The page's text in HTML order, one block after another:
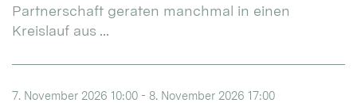
Partnerschaft geraten manchmal in einen
Kreislauf aus ...
7. November 2026 10:00 - 8. November 2026 17:00